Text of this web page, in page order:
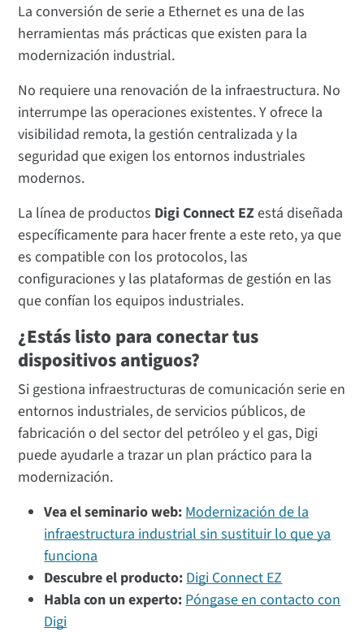
La conversión de serie a Ethernet es una de las
herramientas más prácticas que existen para la
modernización industrial.
No requiere una renovación de la infraestructura. No
interrumpe las operaciones existentes. Y ofrece la
visibilidad remota, la gestión centralizada y la
seguridad que exigen los entornos industriales
modernos.
La línea de productos Digi Connect EZestá diseñada
específicamente para hacer frente a este reto, ya que
es compatible con los protocolos, las
configuraciones y las plataformas de gestión en las
que confían los equipos industriales.
¿Estás listo para conectar tus
dispositivos antiguos?
Si gestiona infraestructuras de comunicación serie en
entornos industriales, de servicios públicos, de
fabricación o del sector del petróleo y el gas, Digi
puede ayudarle a trazar un plan práctico para la
modernización.
Vea el seminario web: Modernización de la
infraestructura industrial sin sustituir lo que ya
funciona
Descubre el producto: Digi Connect EZ
Habla con un experto: Póngase en contacto con
Digi